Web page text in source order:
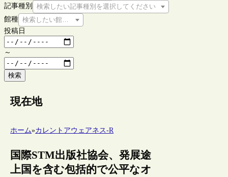
記事種別
検索したい記事種別を選択してください
館種 検索したい館種を選択してください
投稿日
～
検索
現在地
ホーム»カレントアウェアネス-R
国際STM出版社協会、発展途
上国を含む包括的で公平なオ